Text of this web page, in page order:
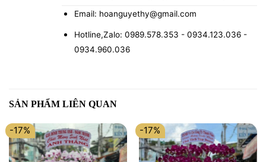
Email: hoanguyethy@gmail.com
Hotline,Zalo: 0989.578.353 - 0934.123.036 -
0934.960.036
SẢN PHẨM LIÊN QUAN
-17% -17%